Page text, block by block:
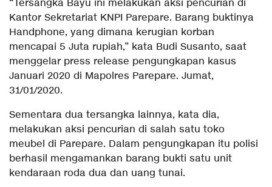
“Tersangka Bayu ini melakukan aksi pencurian di
Kantor Sekretariat KNPI Parepare. Barang buktinya
Handphone, yang dimana kerugian korban
mencapai 5 Juta rupiah,” kata Budi Susanto, saat
menggelar press release pengungkapan kasus
Januari 2020 di Mapolres Parepare. Jumat,
31/01/2020.
Sementara dua tersangka lainnya, kata dia,
melakukan aksi pencurian di salah satu toko
meubel di Parepare. Dalam pengungkapan itu polisi
berhasil mengamankan barang bukti satu unit
kendaraan roda dua dan uang tunai.